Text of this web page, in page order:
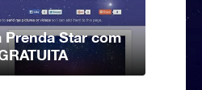
Prenda Star com